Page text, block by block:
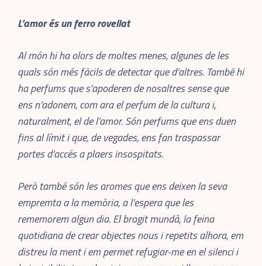
L’amor és un ferro rovellat
Al món hi ha olors de moltes menes, algunes de les
quals són més fàcils de detectar que d’altres. També hi
ha perfums que s’apoderen de nosaltres sense que
ens n’adonem, com ara el perfum de la cultura i,
naturalment, el de l’amor. Són perfums que ens duen
fins al límit i que, de vegades, ens fan traspassar
portes d’accés a plaers insospitats.
Però també són les aromes que ens deixen la seva
empremta a la memòria, a l’espera que les
rememorem algun dia. El brogit mundà, la feina
quotidiana de crear objectes nous i repetits alhora, em
distreu la ment i em permet refugiar-me en el silenci i